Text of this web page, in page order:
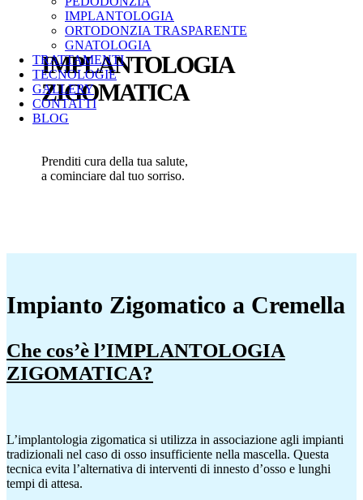
IMPLANTOLOGIA
ORTODONZIA TRASPARENTE
GNATOLOGIA
TRATTAMENTI
TECNOLOGIE
GALLERY
CONTATTI
BLOG
IMPLANTOLOGIA
ZIGOMATICA
Prenditi cura della tua salute,
a cominciare dal tuo sorriso.
Impianto Zigomatico a Cremella
Che cos’è l’IMPLANTOLOGIA
ZIGOMATICA?
L’implantologia zigomatica si utilizza in associazione agli impianti
tradizionali nel caso di osso insufficiente nella mascella. Questa
tecnica evita l’alternativa di interventi di innesto d’osso e lunghi
tempi di attesa.